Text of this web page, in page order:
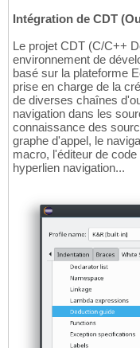
Intégration de CDT
Le projet CDT (C/C++
environnement de
basé sur la plateforme
prise en charge de la
de diverses chaînes
navigation dans les
connaissance des
graphe d'appel, le
macro, l'éditeur de
hyperlien navigation...